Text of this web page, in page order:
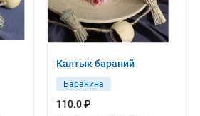
Калтык бараний
Баранина
110.0 ₽